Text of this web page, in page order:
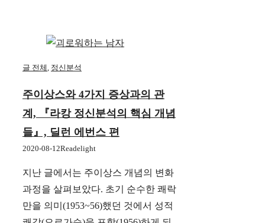
글 전체 정신분석
주이상스와 4가지 증상과의 관
계, 『라캉 정신분석의 핵심 개념
들』, 딜런 에번스 편
2020-08-12Readelight
지난 글에서는 주이상스 개념의 변화
과정을 살펴보았다. 초기 순수한 쾌락
만을 의미(1953~56)했던 것에서 성적